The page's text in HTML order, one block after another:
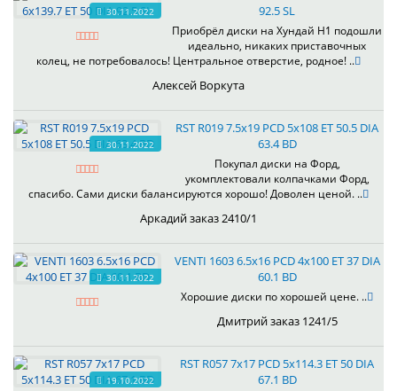
30.11.2022
92.5 SL
Приобрёл диски на Хундай H1 подошли
идеально, никаких приставочных
колец, не потребовалось! Центральное отверстие, родное! ..
Алексей Воркута
30.11.2022
RST R019 7.5x19 PCD 5x108 ET 50.5 DIA
63.4 BD
Покупал диски на Форд,
укомплектовали колпачками Форд,
спасибо. Сами диски балансируются хорошо! Доволен ценой. ..
Аркадий заказ 2410/1
30.11.2022
VENTI 1603 6.5x16 PCD 4x100 ET 37 DIA
60.1 BD
Хорошие диски по хорошей цене. ..
Дмитрий заказ 1241/5
19.10.2022
RST R057 7x17 PCD 5x114.3 ET 50 DIA
67.1 BD